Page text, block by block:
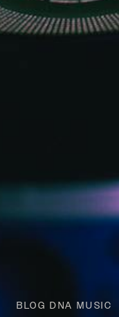
BLOG DNA MUSIC